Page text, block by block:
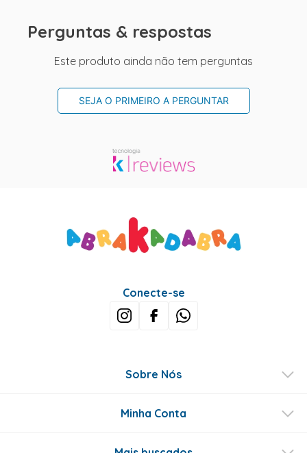
Perguntas & respostas
Este produto ainda não tem perguntas
SEJA O PRIMEIRO A PERGUNTAR
Conecte-se
Sobre Nós
Minha Conta